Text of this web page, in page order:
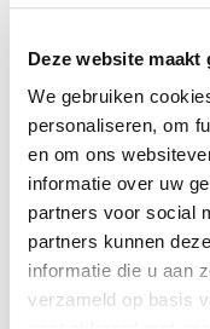
Deze website
We gebruiken
personaliseren, om
en om ons
informatie over uw
partners voor social
partners kunnen
informatie die u aan
verzameld op basis
Thuisarts: Ik
Op de hoogte
van massage,
aanbiedingen
je hieronder in.
Als je nu
nieuwsbrief